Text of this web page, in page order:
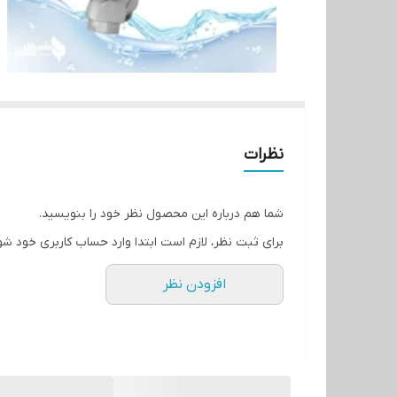
نظرات
شما هم درباره این محصول نظر خود را بنویسید.
برای ثبت نظر، لازم است ابتدا وارد حساب کاربری خود
افزودن نظر